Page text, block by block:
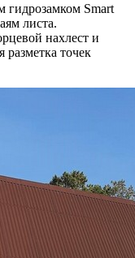
Smart
листа.
нахлест и
разметка точек